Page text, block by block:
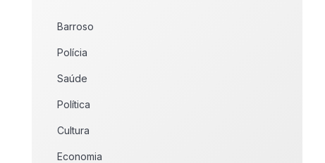
Barroso
Polícia
Saúde
Política
Cultura
Economia